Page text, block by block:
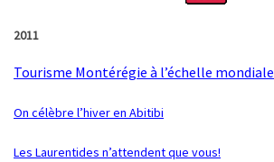
2011
Tourisme Montérégie à l’échelle mondiale
On célèbre l’hiver en Abitibi
Les Laurentides n’attendent que vous!